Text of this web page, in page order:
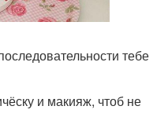
тебе
и макияж, чтоб не